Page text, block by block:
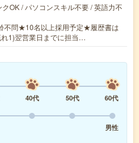
OK / パソコンスキル不要 / 英語力不
不問★10名以上採用予定★履歴書は
1)翌営業日までに担当…
40代 50代
60代
男性